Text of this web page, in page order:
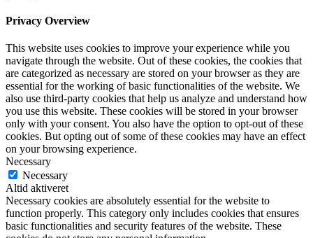
Privacy Overview
This website uses cookies to improve your experience while you
navigate through the website. Out of these cookies, the cookies that
are categorized as necessary are stored on your browser as they are
essential for the working of basic functionalities of the website. We
also use third-party cookies that help us analyze and understand how
you use this website. These cookies will be stored in your browser
only with your consent. You also have the option to opt-out of these
cookies. But opting out of some of these cookies may have an effect
on your browsing experience.
Necessary
Necessary
Altid aktiveret
Necessary cookies are absolutely essential for the website to
function properly. This category only includes cookies that ensures
basic functionalities and security features of the website. These